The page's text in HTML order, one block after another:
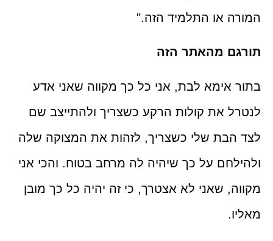
או התלמיד הזה."
מהאתר הזה
אימא לבת, אני כל כך מקווה שאני אדע
את קולות הרקע כשצריך ולהתייצב שם
שלי כשצריך, לזהות את המצוקה שלה
על כך שיהיה לה מרחב בטוח. והכי אני
שאני לא אצטרך, כי זה יהיה כל כך מובן